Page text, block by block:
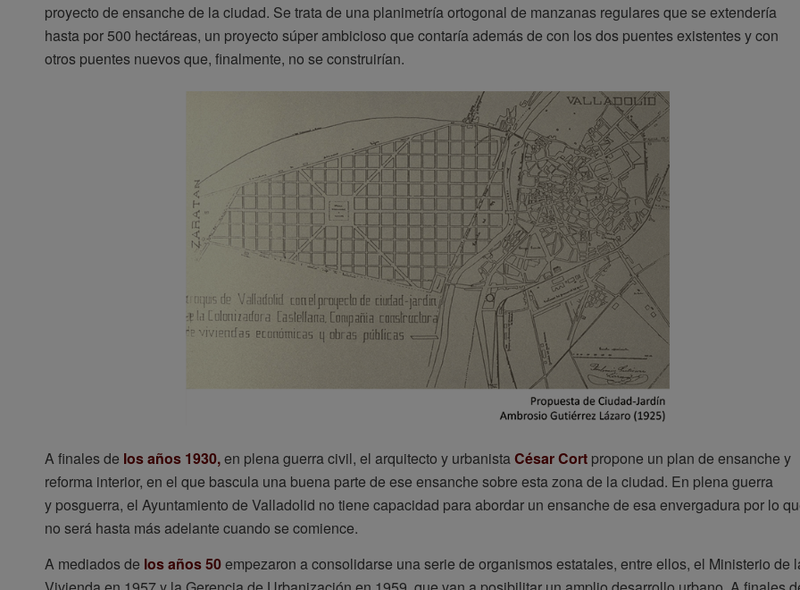
proyecto de ensanche de la ciudad. Se trata de una planimetría ortogonal de manzanas regulares que se extendería
hasta por 500 hectáreas, un proyecto súper ambicioso que contaría además de con los dos puentes existentes y con
otros puentes nuevos que, finalmente, no se construirían.
A finales de los años 1930,en plena guerra civil, el arquitecto y urbanistaCésar Cort propone un plan de ensanche y
reforma interior, en el que bascula una buena parte de ese ensanche sobre esta zona de la ciudad. En plena guerra
y posguerra, el Ayuntamiento de Valladolid no tiene capacidad para abordar un ensanche de esa envergadura por lo
no será hasta más adelante cuando se comience.
A mediados de los años 50empezaron a consolidarse una serie de organismos estatales, entre ellos, el Ministerio de